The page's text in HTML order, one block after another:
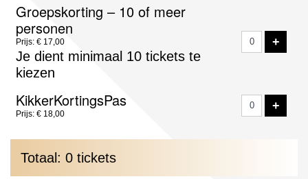
Groepskorting – 10 of meer
personen
Prijs: € 17,00
Je dient minimaal 10 tickets te
kiezen
+
KikkerKortingsPas
Prijs: € 18,00
+
Totaal: 0 tickets